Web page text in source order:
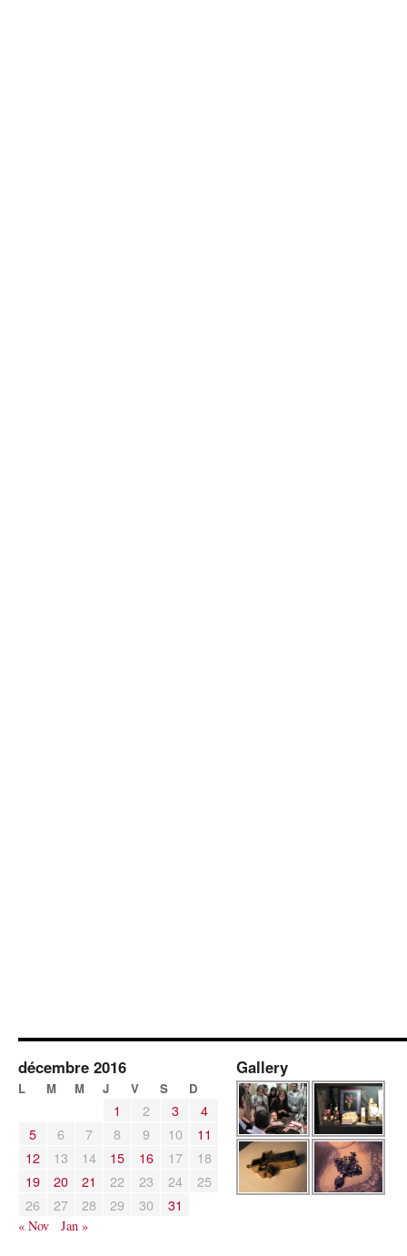
décembre 2016
L M M J V S D
1 2 3
4
5
6 7 8 9 10
11
12
13 14 15 16 17
18
19
20 21 22 23 24
25
26
27 28 29 30 31
« Nov Jan »
Gallery